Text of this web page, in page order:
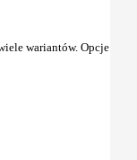
wariantów. Opcje